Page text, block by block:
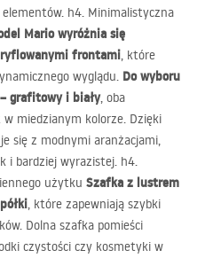
h4. Minimalistyczna
Mario wyróżnia się
frontami, które
wyglądu. Do wyboru
grafitowy i biały, oba
miedzianym kolorze. Dzięki
się z modnymi aranżacjami,
i bardziej wyrazistej. h4.
użytku Szafka z lustrem
, które zapewniają szybki
Dolna szafka pomieści
czystości czy kosmetyki w